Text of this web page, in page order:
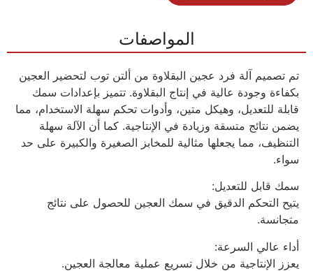
المواصفات
تم تصميم آلة فرد عجين البقلاوة من ألتن توب لتحضير العجين
بكفاءة وجودة عالية في إنتاج البقلاوة. تتميز بإعدادات سمك
قابلة للتعديل، وهيكل متين، وأدوات تحكم سهلة الاستخدام، مما
يضمن نتائج متسقة وزيادة في الإنتاجية. كما أن الآلة سهلة
التنظيف، مما يجعلها مثالية للمخابز الصغيرة والكبيرة على حد
سواء.
سمك قابل للتعديل:
يتيح التحكم الدقيق في سمك العجين للحصول على نتائج
متجانسة.
أداء عالي السرعة:
يعزز الإنتاجية من خلال تسريع عملية معالجة العجين.